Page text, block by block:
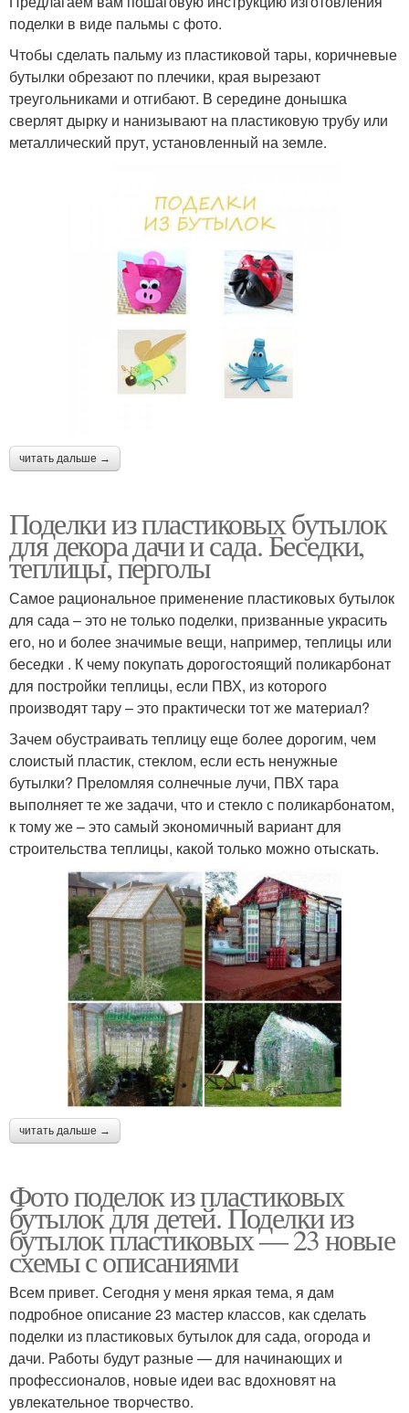
поделки в виде пальмы с фото.
Чтобы сделать пальму из пластиковой тары, коричневые
бутылки обрезают по плечики, края вырезают
треугольниками и отгибают. В середине донышка
сверлят дырку и нанизывают на пластиковую трубу или
металлический прут, установленный на земле.
читать дальше →
Поделки из пластиковых бутылок
для декора дачи и сада. Беседки,
теплицы, перголы
Самое рациональное применение пластиковых бутылок
для сада – это не только поделки, призванные украсить
его, но и более значимые вещи, например, теплицы или
беседки . К чему покупать дорогостоящий поликарбонат
для постройки теплицы, если ПВХ, из которого
производят тару – это практически тот же материал?
Зачем обустраивать теплицу еще более дорогим, чем
слоистый пластик, стеклом, если есть ненужные
бутылки? Преломляя солнечные лучи, ПВХ тара
выполняет те же задачи, что и стекло с поликарбонатом,
к тому же – это самый экономичный вариант для
строительства теплицы, какой только можно отыскать.
читать дальше →
Фото поделок из пластиковых
бутылок для детей. Поделки из
бутылок пластиковых — 23 новые
схемы с описаниями
Всем привет. Сегодня у меня яркая тема, я дам
подробное описание 23 мастер классов, как сделать
поделки из пластиковых бутылок для сада, огорода и
дачи. Работы будут разные — для начинающих и
профессионалов, новые идеи вас вдохновят на
увлекательное творчество.